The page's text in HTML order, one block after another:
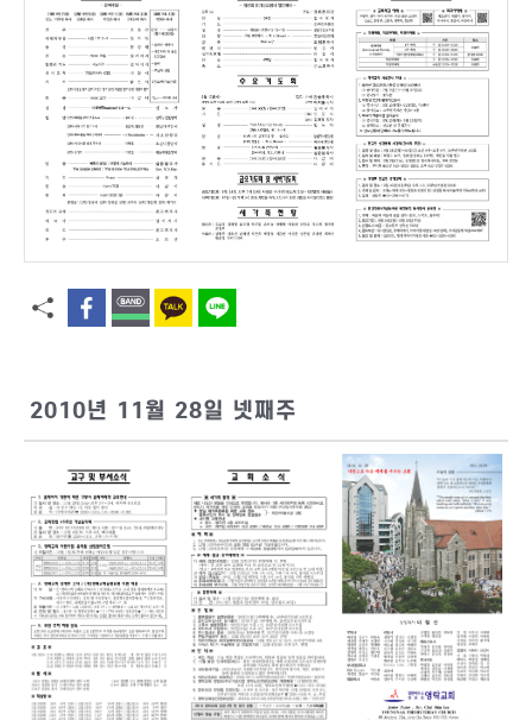
2010년 11월 28일 넷째주